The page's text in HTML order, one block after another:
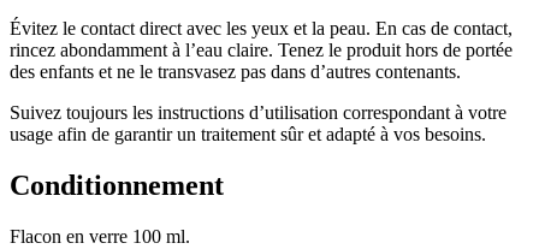
Évitez le contact direct avec les yeux et la peau. En cas de contact,
rincez abondamment à l’eau claire. Tenez le produit hors de portée
des enfants et ne le transvasez pas dans d’autres contenants.
Suivez toujours les instructions d’utilisation correspondant à votre
usage afin de garantir un traitement sûr et adapté à vos besoins.
Conditionnement
Flacon en verre 100 ml.